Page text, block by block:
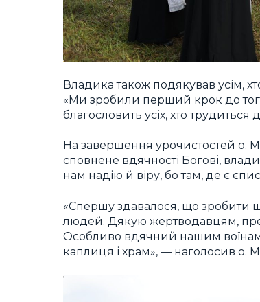
Владика також подякував усім,
«Ми зробили перший крок до
благословить усіх, хто
На завершення урочистостей о.
сповнене вдячності Богові,
нам надію й віру, бо там, де є
«Спершу здавалося, що зробити
людей. Дякую жертводавцям,
Особливо вдячний нашим воїнам
каплиця і храм», — наголосив о.